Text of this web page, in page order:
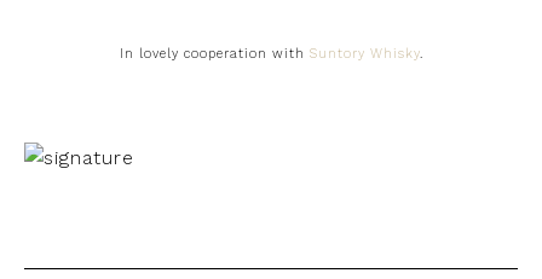
In lovely cooperation with Suntory Whisky.